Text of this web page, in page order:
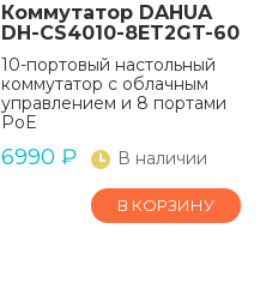
Коммутатор DAHUA
DH-CS4010-8ET2GT-60
10-портовый настольный
коммутатор с облачным
управлением и 8 портами
PoE
6990 ₽ В наличии
В КОРЗИНУ